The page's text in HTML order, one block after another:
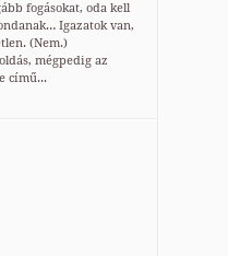
fogásokat, oda kell
Igazatok van,
(Nem.)
mégpedig az
című...